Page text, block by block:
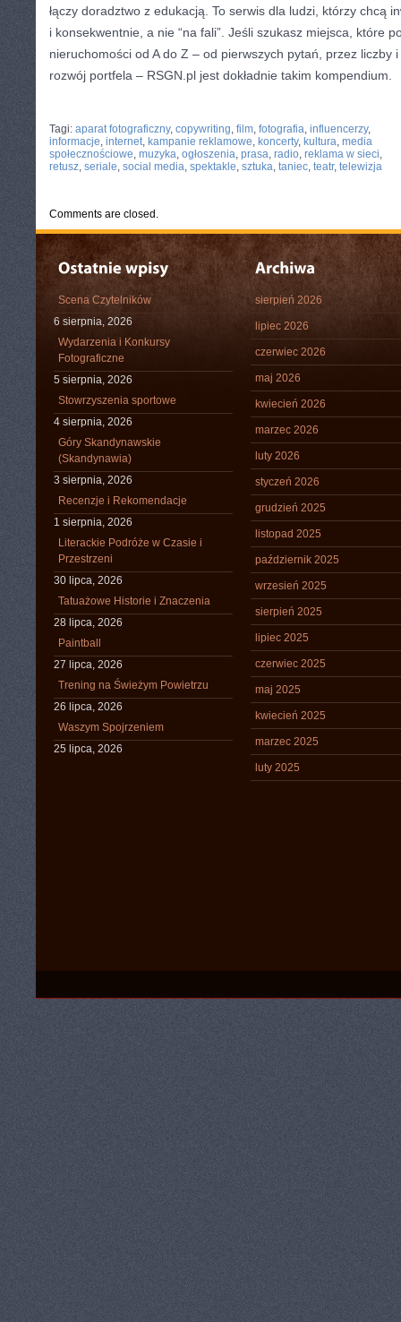
łączy doradztwo z edukacją. To serwis dla ludzi, którzy chcą
i konsekwentnie, a nie “na fali”. Jeśli szukasz miejsca, które
nieruchomości od A do Z – od pierwszych pytań, przez liczby
rozwój portfela – RSGN.pl jest dokładnie takim kompendium.
Tagi: aparat fotograficzny, copywriting, film, fotografia, influencerzy,
informacje, internet, kampanie reklamowe, koncerty, kultura, media
społecznościowe, muzyka, ogłoszenia, prasa, radio, reklama w sieci,
retusz, seriale, social media, spektakle, sztuka, taniec, teatr, telewizja
Comments are closed.
Scena Czytelników
6 sierpnia, 2026
Wydarzenia i Konkursy
Fotograficzne
5 sierpnia, 2026
Stowrzyszenia sportowe
4 sierpnia, 2026
Góry Skandynawskie
(Skandynawia)
3 sierpnia, 2026
Recenzje i Rekomendacje
1 sierpnia, 2026
Literackie Podróże w Czasie i
Przestrzeni
30 lipca, 2026
Tatuażowe Historie i Znaczenia
28 lipca, 2026
Paintball
27 lipca, 2026
Trening na Świeżym Powietrzu
26 lipca, 2026
Waszym Spojrzeniem
25 lipca, 2026
sierpień 2026
lipiec 2026
czerwiec 2026
maj 2026
kwiecień 2026
marzec 2026
luty 2026
styczeń 2026
grudzień 2025
listopad 2025
październik 2025
wrzesień 2025
sierpień 2025
lipiec 2025
czerwiec 2025
maj 2025
kwiecień 2025
marzec 2025
luty 2025